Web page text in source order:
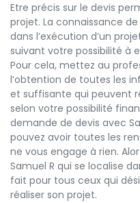
Etre précis sur le devis
projet. La connaissance
dans l’exécution d’un
suivant votre possibilité à
Pour cela, mettez au
l’obtention de toutes les
et suffisante qui peuvent
selon votre possibilité
demande de devis avec
pouvez avoir toutes les
ne vous engage à rien.
Samuel R qui se localise
fait pour tous ceux qui
réaliser son projet.